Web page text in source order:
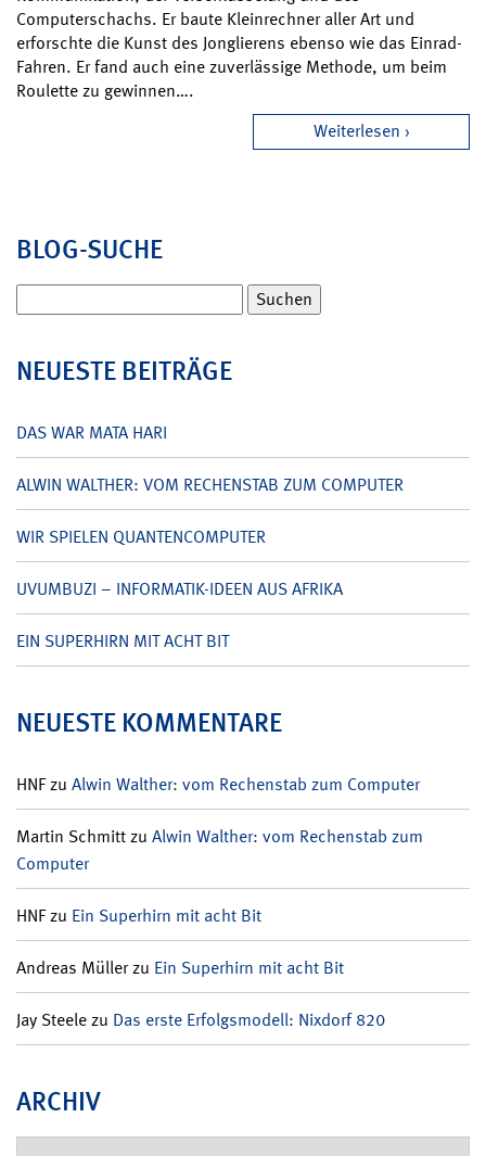
Computerschachs. Er baute Kleinrechner aller Art und
erforschte die Kunst des Jonglierens ebenso wie das Einrad-
Fahren. Er fand auch eine zuverlässige Methode, um beim
Roulette zu gewinnen….
Weiterlesen
BLOG-SUCHE
nach:
NEUESTE BEITRÄGE
DAS WAR MATA HARI
ALWIN WALTHER: VOM RECHENSTAB ZUM COMPUTER
WIR SPIELEN QUANTENCOMPUTER
UVUMBUZI – INFORMATIK-IDEEN AUS AFRIKA
EIN SUPERHIRN MIT ACHT BIT
NEUESTE KOMMENTARE
HNFzu Alwin Walther: vom Rechenstab zum Computer
Martin Schmittzu Alwin Walther: vom Rechenstab zum
Computer
HNFzu Ein Superhirn mit acht Bit
Andreas Müllerzu Ein Superhirn mit acht Bit
Jay Steelezu Das erste Erfolgsmodell: Nixdorf 820
ARCHIV